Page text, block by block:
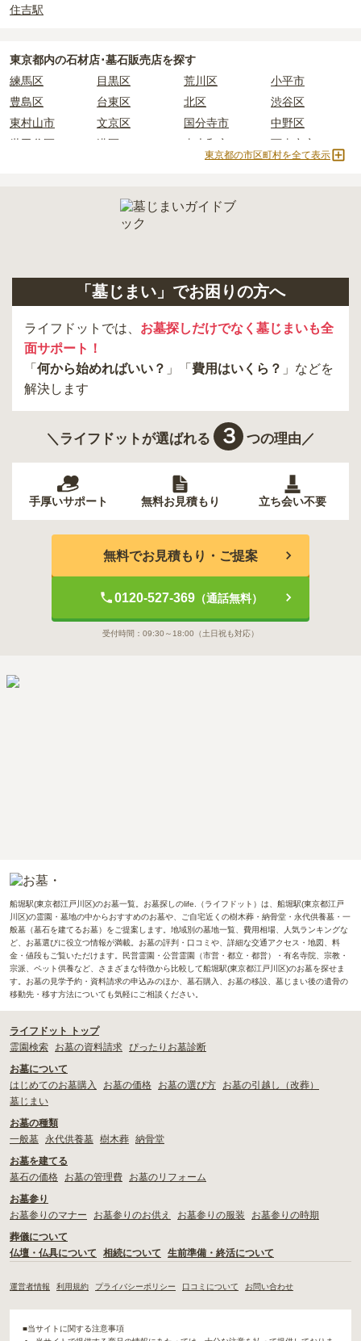
積もりを取るまで確定しません。
現地への見学が難しい場合は、資料請求でも各霊園の詳しい料金案
内を取り寄せることができます。
住吉駅
東京都内の石材店･墓石販売店を探す
練馬区
目黒区 荒川区
小平市
豊島区
台東区 北区
渋谷区
東村山市
文京区 国分寺市
中野区
世田谷区
港区 東大和市
西東京市
町田市 府中市
昭島市
葛飾区 墨田区
杉並区
東京都の市区町村を全て表示
「墓じまい」でお困りの方へ
ライフドットでは、 お墓探しだけでなく墓じまいも全
面サポート！
「 何から始めればいい？ 」「 費用はいくら？ 」などを
解決します
＼ライフドットが選ばれる ３ つの理由／
手厚いサポート 無料お見積もり 立ち会い不要
無料でお見積もり・ご提案
0120-527-369（通話無料）
受付時間： 09:30～18:00 （土日祝も対応）
船堀駅(東京都江戸川区)のお墓一覧。お墓探しのlife.（ライフドット）は、船堀駅(東京都江戸
川区)の霊園・墓地の中からおすすめのお墓や、ご自宅近くの樹木葬・納骨堂・永代供養墓・一
般墓（墓石を建てるお墓）をご提案します。地域別の墓地一覧、費用相場、人気ランキングな
ど、お墓選びに役立つ情報が満載。お墓の評判・口コミや、詳細な交通アクセス・地図、料
金・値段もご覧いただけます。民営霊園・公営霊園（市営・都立・都営）・有名寺院、宗教・
宗派、ペット供養など、さまざまな特徴から比較して船堀駅(東京都江戸川区)のお墓を探せま
す。お墓の見学予約・資料請求の申込みのほか、墓石購入、お墓の移設、墓じまい後の遺骨の
移動先・移す方法についても気軽にご相談ください。
ライフドット トップ
霊園検索
お墓の資料請求 ぴったりお墓診断
お墓について
はじめてのお墓購入
お墓の価格 お墓の選び方
お墓の引越し（改葬）
墓じまい
お墓の種類
一般墓
永代供養墓 樹木葬 納骨堂
お墓を建てる
墓石の価格
お墓の管理費
お墓のリフォーム
お墓参り
お墓参りのマナー
お墓参りのお供え お墓参りの服装
お墓参りの時期
葬儀について
仏壇・仏具について
相続について 生前準備・終活について
運営者情報 利用規約 プライバシーポリシー 口コミについて お問い合わせ
■当サイトに関する注意事項